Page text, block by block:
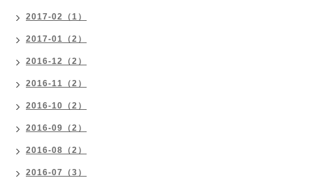
2017-02（1）
2017-01（2）
2016-12（2）
2016-11（2）
2016-10（2）
2016-09（2）
2016-08（2）
2016-07（3）